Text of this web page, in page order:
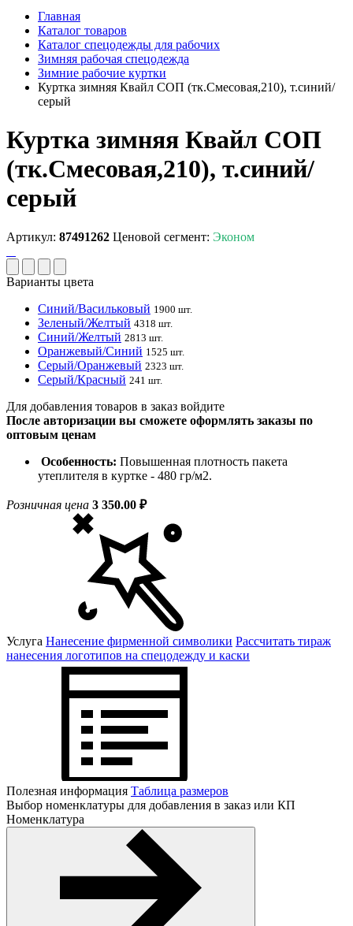
Главная
Каталог товаров
Каталог спецодежды для рабочих
Зимняя рабочая спецодежда
Зимние рабочие куртки
Куртка зимняя Квайл СОП (тк.Смесовая,210), т.синий/
серый
Куртка зимняя Квайл СОП
(тк.Смесовая,210), т.синий/
серый
Артикул: 87491262 Ценовой сегмент: Эконом
Варианты цвета
Синий/Васильковый 1900 шт.
Зеленый/Желтый 4318 шт.
Синий/Желтый 2813 шт.
Оранжевый/Синий 1525 шт.
Серый/Оранжевый 2323 шт.
Серый/Красный 241 шт.
Для добавления товаров в заказ войдите
После авторизации вы сможете оформлять заказы по
оптовым ценам
Особенность: Повышенная плотность пакета
утеплителя в куртке - 480 гр/м2.
Розничная цена 3 350.00 ₽
Услуга Нанесение фирменной символики Рассчитать тираж
нанесения логотипов на спецодежду и каски
Полезная информация Таблица размеров
Выбор номенклатуры для добавления в заказ или КП
Номенклатура